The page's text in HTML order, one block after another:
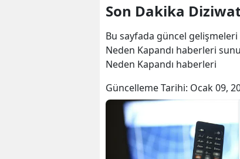
Son Dakika
Bu sayfada güncel
Neden Kapandı haberleri
Neden Kapandı haberleri
Güncelleme Tarihi: Ocak 09,